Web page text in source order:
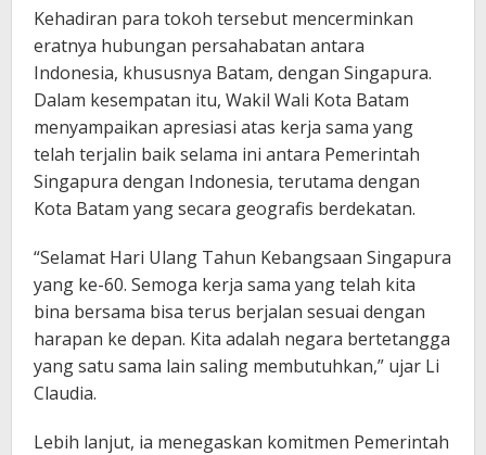
Kehadiran para tokoh tersebut mencerminkan
eratnya hubungan persahabatan antara
Indonesia, khususnya Batam, dengan Singapura.
Dalam kesempatan itu, Wakil Wali Kota Batam
menyampaikan apresiasi atas kerja sama yang
telah terjalin baik selama ini antara Pemerintah
Singapura dengan Indonesia, terutama dengan
Kota Batam yang secara geografis berdekatan.
“Selamat Hari Ulang Tahun Kebangsaan Singapura
yang ke-60. Semoga kerja sama yang telah kita
bina bersama bisa terus berjalan sesuai dengan
harapan ke depan. Kita adalah negara bertetangga
yang satu sama lain saling membutuhkan,” ujar Li
Claudia.
Lebih lanjut, ia menegaskan komitmen Pemerintah